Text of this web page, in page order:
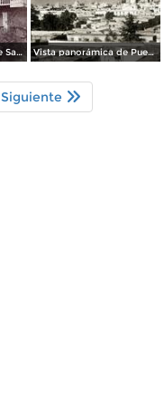
Una casona de la calle Santa Ines # 5 ( Fechada el 5 de Mayo de 1892 ). Vista panorámica de Puebla, con volcanes Popocatépetl (izq.) e Iztaccíhuatl (der.)
Siguiente